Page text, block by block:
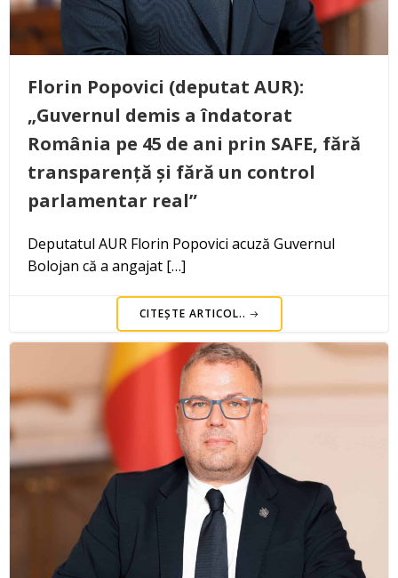
Florin Popovici (deputat AUR):
„Guvernul demis a îndatorat
România pe 45 de ani prin SAFE, fără
transparență și fără un control
parlamentar real”
Deputatul AUR Florin Popovici acuză Guvernul
Bolojan că a angajat […]
CITEȘTE ARTICOL..